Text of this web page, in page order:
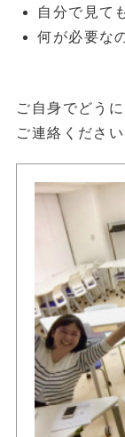
自分で見て
何が必要な
ご自身でどう
ご連絡ください